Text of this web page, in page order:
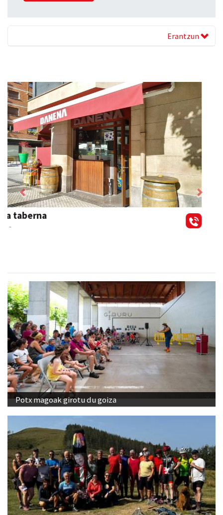
Erantzun
Joseba altzariak
Andoain
Previous Next
Potx magoak girotu du goiza